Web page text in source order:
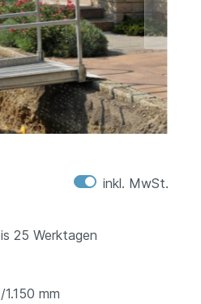
inkl. MwSt.
25 Werktagen
1.150 mm